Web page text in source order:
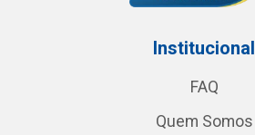
Institucional
FAQ
Quem Somos